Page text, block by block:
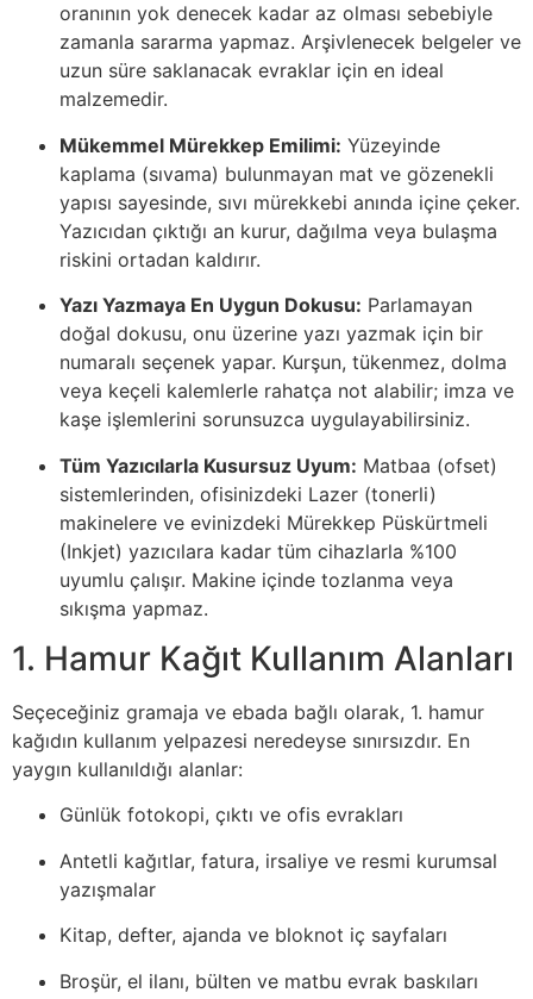
oranının yok denecek kadar az olması sebebiyle
zamanla sararma yapmaz. Arşivlenecek belgeler ve
uzun süre saklanacak evraklar için en ideal
malzemedir.
Mükemmel Mürekkep Emilimi: Yüzeyinde
kaplama (sıvama) bulunmayan mat ve gözenekli
yapısı sayesinde, sıvı mürekkebi anında içine çeker.
Yazıcıdan çıktığı an kurur, dağılma veya bulaşma
riskini ortadan kaldırır.
Yazı Yazmaya En Uygun Dokusu: Parlamayan
doğal dokusu, onu üzerine yazı yazmak için bir
numaralı seçenek yapar. Kurşun, tükenmez, dolma
veya keçeli kalemlerle rahatça not alabilir; imza ve
kaşe işlemlerini sorunsuzca uygulayabilirsiniz.
Tüm Yazıcılarla Kusursuz Uyum: Matbaa (ofset)
sistemlerinden, ofisinizdeki Lazer (tonerli)
makinelere ve evinizdeki Mürekkep Püskürtmeli
(Inkjet) yazıcılara kadar tüm cihazlarla %100
uyumlu çalışır. Makine içinde tozlanma veya
sıkışma yapmaz.
1. Hamur Kağıt Kullanım Alanları
Seçeceğiniz gramaja ve ebada bağlı olarak, 1. hamur
kağıdın kullanım yelpazesi neredeyse sınırsızdır. En
yaygın kullanıldığı alanlar:
Günlük fotokopi, çıktı ve ofis evrakları
Antetli kağıtlar, fatura, irsaliye ve resmi kurumsal
yazışmalar
Kitap, defter, ajanda ve bloknot iç sayfaları
Broşür, el ilanı, bülten ve matbu evrak baskıları